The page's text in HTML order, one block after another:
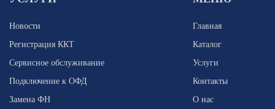
Новости
Регистрация ККТ
Сервисное обслуживание
Подключение к ОФД
Замена ФН
Главная
Каталог
Услуги
Контакты
О нас